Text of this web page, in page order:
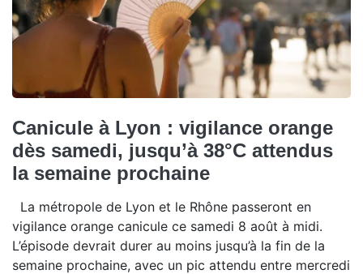
Canicule à Lyon : vigilance orange
dès samedi, jusqu’à 38°C attendus
la semaine prochaine
La métropole de Lyon et le Rhône passeront en
vigilance orange canicule ce samedi 8 août à midi.
L’épisode devrait durer au moins jusqu’à la fin de la
semaine prochaine, avec un pic attendu entre mercredi